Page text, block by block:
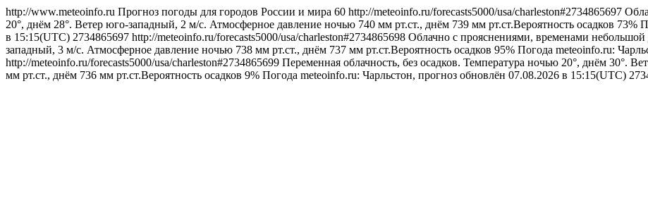
http://www.meteoinfo.ru Прогноз погоды для городов России и мира 60 http://meteoinfo.ru/forecasts5000/usa/charleston#2734865697
20°, днём 28°. Ветер юго-западный, 2 м/с. Атмосферное давление ночью 740 мм рт.ст., днём 739 мм рт.ст.Вероятность осадков 73%
в 15:15(UTC) 2734865697 http://meteoinfo.ru/forecasts5000/usa/charleston#2734865698 Облачно с прояснениями, временами
западный, 3 м/с. Атмосферное давление ночью 738 мм рт.ст., днём 737 мм рт.ст.Вероятность осадков 95% Погода meteoinfo.ru:
http://meteoinfo.ru/forecasts5000/usa/charleston#2734865699 Переменная облачность, без осадков. Температура ночью 20°, днём 30°.
мм рт.ст., днём 736 мм рт.ст.Вероятность осадков 9% Погода meteoinfo.ru: Чарльстон, прогноз обновлён 07.08.2026 в 15:15(UTC)